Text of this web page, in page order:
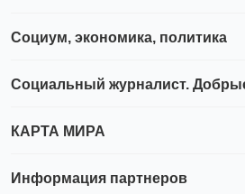
Социум, экономика, политика
Социальный журналист.
КАРТА МИРА
Информация партнеров